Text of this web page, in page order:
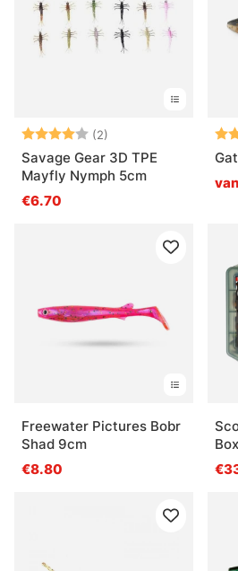
Beoordeling:
(2)
Savage Gear 3D TPE
Mayfly Nymph 5cm
€6.70
Freewater Pictures Bobr
Shad 9cm
€8.80